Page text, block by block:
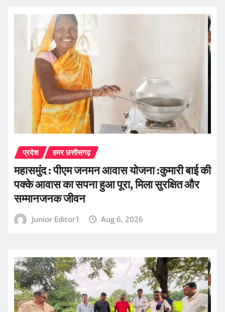
प्रदेश हमर छत्तीसगढ़
महासमुंद : पीएम जनमन आवास योजना :कुमारी बाई की
पक्के आवास का सपना हुआ पूरा, मिला सुरक्षित और
सम्मानजनक जीवन
Junior Editor1 Aug 6, 2026